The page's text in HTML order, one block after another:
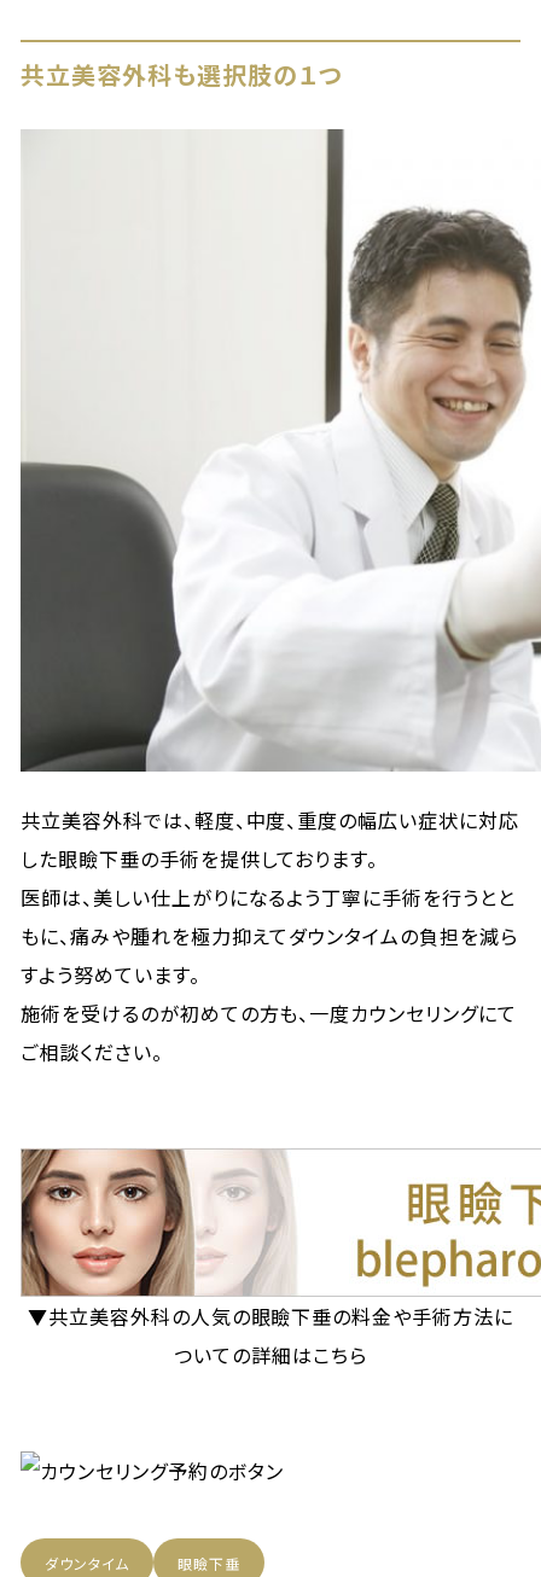
共立美容外科も選択肢の１つ
共立美容外科では、軽度、中度、重度の幅広い症状に対応
した眼瞼下垂の手術を提供しております。
医師は、美しい仕上がりになるよう丁寧に手術を行うとと
もに、痛みや腫れを極力抑えてダウンタイムの負担を減ら
すよう努めています。
施術を受けるのが初めての方も、一度カウンセリングにて
ご相談ください。
▼共立美容外科の人気の眼瞼下垂の料金や手術方法に
ついての詳細はこちら
ダウンタイム 眼瞼下垂